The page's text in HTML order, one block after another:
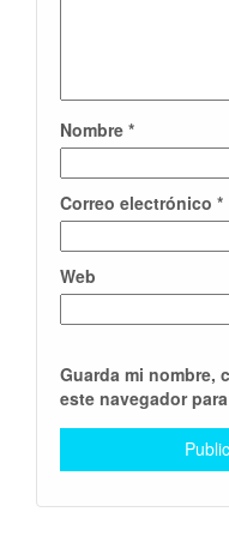
Nombre *
Correo electrónico *
Web
Guarda mi nombre,
este navegador